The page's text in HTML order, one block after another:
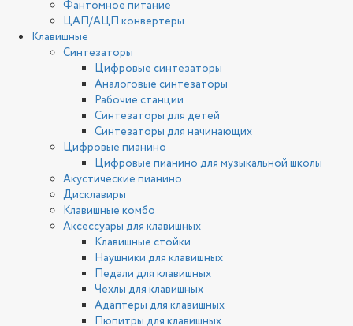
Фантомное питание
ЦАП/АЦП конвертеры
Клавишные
Синтезаторы
Цифровые синтезаторы
Аналоговые синтезаторы
Рабочие станции
Синтезаторы для детей
Синтезаторы для начинающих
Цифровые пианино
Цифровые пианино для музыкальной школы
Акустические пианино
Дисклавиры
Клавишные комбо
Аксессуары для клавишных
Клавишные стойки
Наушники для клавишных
Педали для клавишных
Чехлы для клавишных
Адаптеры для клавишных
Пюпитры для клавишных